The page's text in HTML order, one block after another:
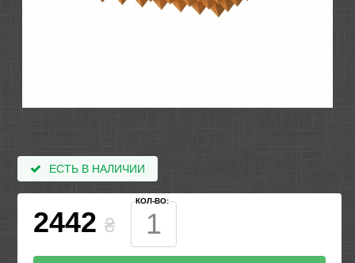
ЕСТЬ В НАЛИЧИИ
2442 ₴
КОЛ-ВО: